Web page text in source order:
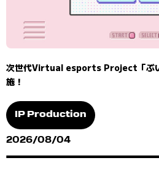
次世代Virtual esports Project「ぶい
施！
IP Production
2026/08/04